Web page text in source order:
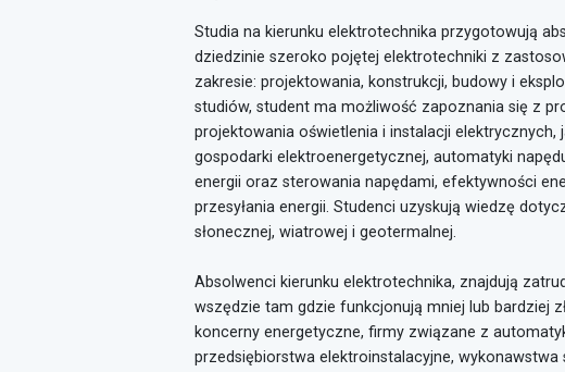
Studia na kierunku elektrotechnika przygotowują
dziedzinie szeroko pojętej elektrotechniki z
zakresie: projektowania, konstrukcji, budowy i
studiów, student ma możliwość zapoznania się z
projektowania oświetlenia i instalacji
gospodarki elektroenergetycznej, automatyki
energii oraz sterowania napędami, efektywności
przesyłania energii. Studenci uzyskują wiedzę
słonecznej, wiatrowej i geotermalnej.
Absolwenci kierunku elektrotechnika, znajdują
wszędzie tam gdzie funkcjonują mniej lub bardziej
koncerny energetyczne, firmy związane z
przedsiębiorstwa elektroinstalacyjne,